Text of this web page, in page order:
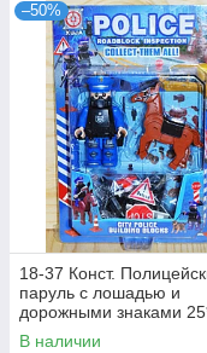
–50%
18-37 Конст.
паруль с лошадью и
дорожными знаками
В наличии